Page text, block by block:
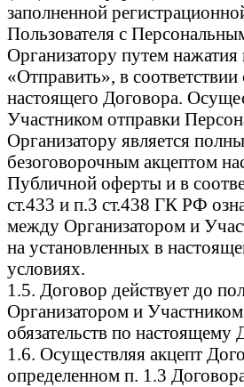
заполненной
Пользователя с
Организатору путем
«Отправить», в
настоящего Договора.
Участником отправки
Организатору является
безоговорочным акцептом
Публичной оферты и в
ст.433 и п.3 ст.438 ГК РФ
между Организатором и
на установленных в
условиях.
1.5. Договор действует до
Организатором и
обязательств по настоящему
1.6. Осуществляя акцепт
определенном п. 1.3